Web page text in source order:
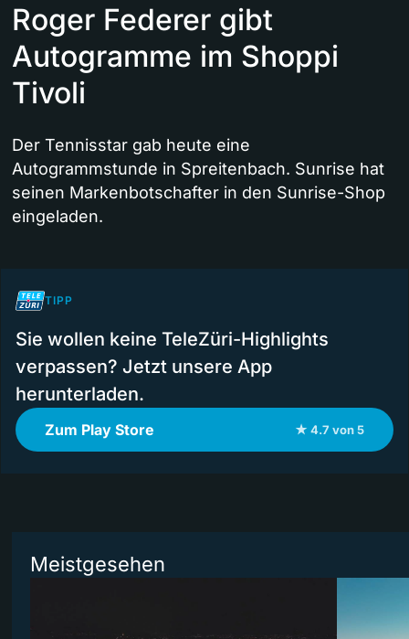
Roger Federer gibt
Autogramme im Shoppi
Tivoli
Der Tennisstar gab heute eine
Autogrammstunde in Spreitenbach. Sunrise hat
seinen Markenbotschafter in den Sunrise-Shop
eingeladen.
TIPP
Sie wollen keine TeleZüri-Highlights
verpassen? Jetzt unsere App
herunterladen.
Zum Play Store ★ 4.7 von 5
Meistgesehen